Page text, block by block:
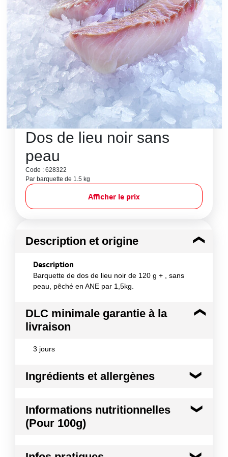
Dos de lieu noir sans
peau
Code : 628322
Par barquette de 1.5 kg
Afficher le prix
Description et origine
Description
Barquette de dos de lieu noir de 120 g + , sans
peau, pêché en ANE par 1,5kg.
DLC minimale garantie à la
livraison
3 jours
Ingrédients et allergènes
Dos de lieu noir (Pollachius virens). Méthode de
production : sauvage. Origine : FAO 27.
Informations nutritionnelles
(Pour 100g)